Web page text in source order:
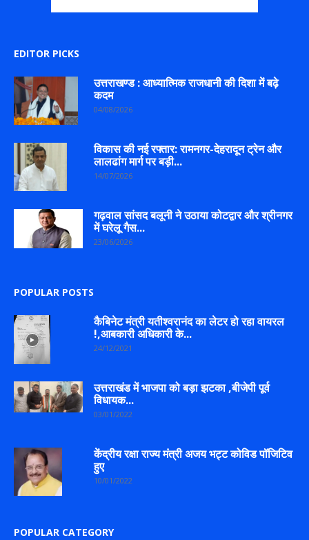
EDITOR PICKS
उत्तराखण्ड : आध्यात्मिक राजधानी की दिशा में बढ़े
कदम
04/08/2026
विकास की नई रफ्तार: रामनगर-देहरादून ट्रेन और
लालढांग मार्ग पर बड़ी...
14/07/2026
गढ़वाल सांसद बलूनी ने उठाया कोटद्वार और श्रीनगर
में घरेलू गैस...
23/06/2026
POPULAR POSTS
कैबिनेट मंत्री यतीश्वरानंद का लेटर हो रहा वायरल
!,आबकारी अधिकारी के...
24/12/2021
उत्तराखंड में भाजपा को बड़ा झटका ,बीजेपी पूर्व
विधायक...
03/01/2022
केंद्रीय रक्षा राज्य मंत्री अजय भट्ट कोविड पॉजिटिव
हुए
10/01/2022
POPULAR CATEGORY